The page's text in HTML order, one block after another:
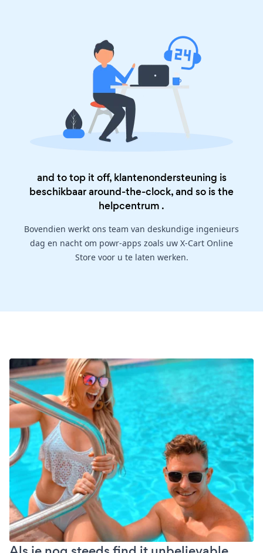
and to top it off, klantenondersteuning is
beschikbaar around-the-clock, and so is the
helpcentrum .
Bovendien werkt ons team van deskundige ingenieurs
dag en nacht om powr-apps zoals uw X-Cart Online
Store voor u te laten werken.